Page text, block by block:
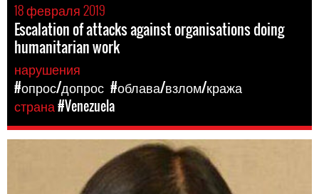
18 февраля 2019
Escalation of attacks against organisations doing
humanitarian work
нарушения
#опрос/допрос #облава/взлом/кража
страна#Venezuela